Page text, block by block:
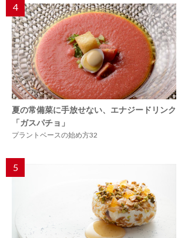
4
夏の常備菜に手放せない、エナジードリンク
「ガスパチョ」
プラントベースの始め方32
5